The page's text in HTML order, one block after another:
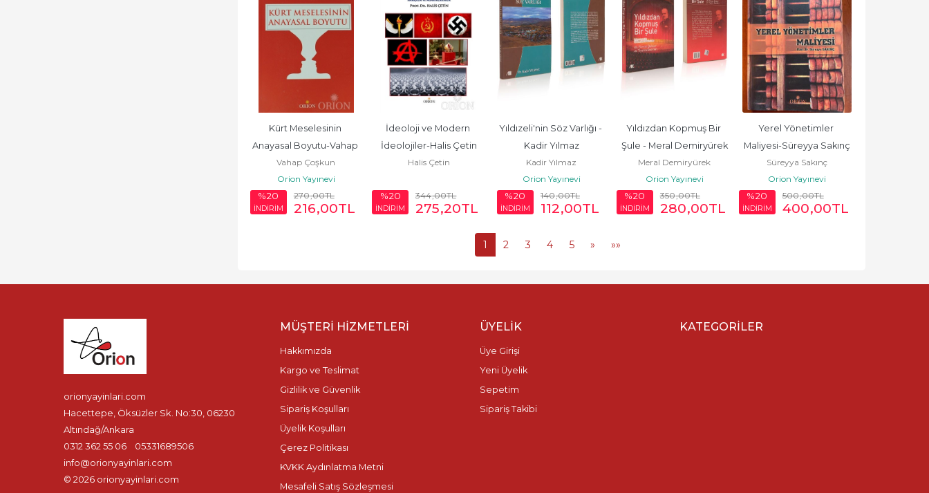
Kürt Meselesinin
Anayasal Boyutu-Vahap
Çoşkun
Vahap Çoşkun
Orion Yayınevi
%20
İNDİRİM
270,00TL
216,00TL
İdeoloji ve Modern
İdeolojiler-Halis Çetin
Halis Çetin
%20
İNDİRİM
344,00TL
275,20TL
Yıldızeli'nin Söz Varlığı -
Kadir Yılmaz
Kadir Yılmaz
Orion Yayınevi
%20
İNDİRİM
140,00TL
112,00TL
Yıldızdan Kopmuş Bir
Şule - Meral Demiryürek
Meral Demiryürek
Orion Yayınevi
%20
İNDİRİM
350,00TL
280,00TL
Yerel Yönetimler
Maliyesi-Süreyya Sakınç
Süreyya Sakınç
Orion Yayınevi
%20
İNDİRİM
500,00TL
400,00TL
1 2 3 4 5 » »»
orionyayinlari.com
Hacettepe, Öksüzler Sk. No:30, 06230
Altındağ/Ankara
0312 362 55 06
05331689506
info@orionyayinlari.com
© 2026 orionyayinlari.com
MÜŞTERI HIZMETLERI
Hakkımızda
Kargo ve Teslimat
Gizlilik ve Güvenlik
Sipariş Koşulları
Üyelik Koşulları
Çerez Politikası
KVKK Aydınlatma Metni
Mesafeli Satış Sözleşmesi
ÜYELIK
Üye Girişi
Yeni Üyelik
Sepetim
Sipariş Takibi
KATEGORILER